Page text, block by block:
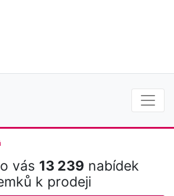
vás 13 239 nabídek
k prodeji